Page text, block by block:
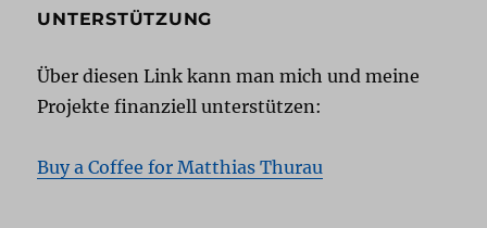
UNTERSTÜTZUNG
Über diesen Link kann man mich und meine
Projekte finanziell unterstützen:
Buy a Coffee for Matthias Thurau